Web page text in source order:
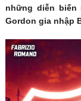
những diễn biến
Gordon gia nhập